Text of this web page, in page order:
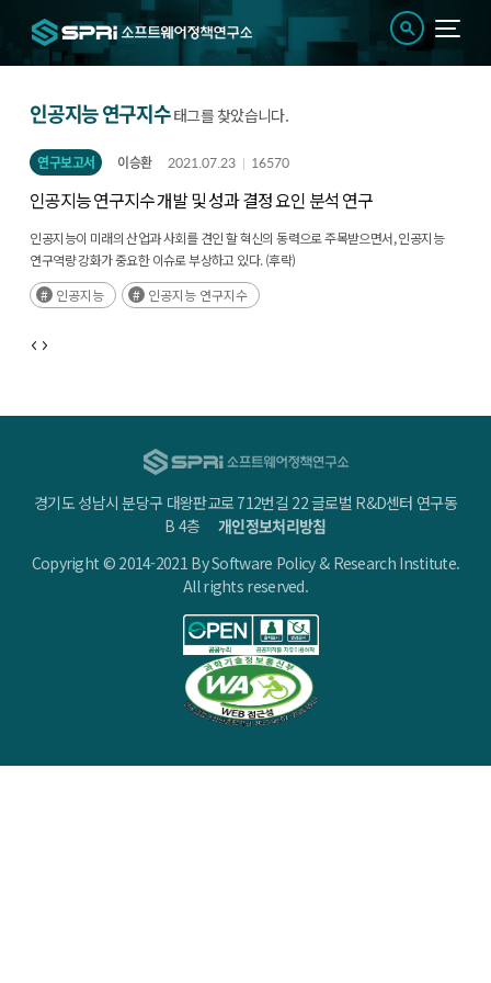
인공지능 연구지수태그를 찾았습니다.
연구보고서 이승환 2021.07.23 16570
인공지능 연구지수 개발 및 성과 결정 요인 분석 연구
인공지능이 미래의 산업과 사회를 견인 할 혁신의 동력으로 주목받으면서, 인공지능
연구역량 강화가 중요한 이슈로 부상하고 있다. (후략)
인공지능
인공지능 연구지수
경기도 성남시 분당구 대왕판교로 712번길 22 글로벌 R&D센터 연구동
B 4층개인정보처리방침
Copyright © 2014-2021 By Software Policy & Research Institute.
All rights reserved.